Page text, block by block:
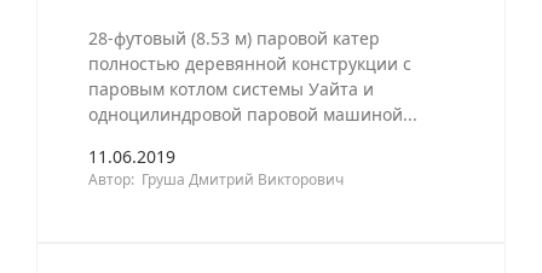
28-футовый (8.53 м) паровой катер
полностью деревянной конструкции с
паровым котлом системы Уайта и
одноцилиндровой паровой машиной...
11.06.2019
Автор: Груша Дмитрий Викторович